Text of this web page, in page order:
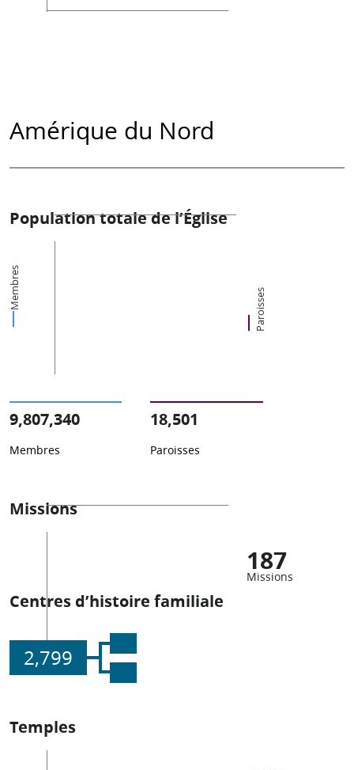
Amérique du Nord
Population totale de l’Église
Membres Paroisses
9,807,340
Membres
18,501
Paroisses
Missions
187
Missions
Centres d’histoire familiale
2,799
Temples